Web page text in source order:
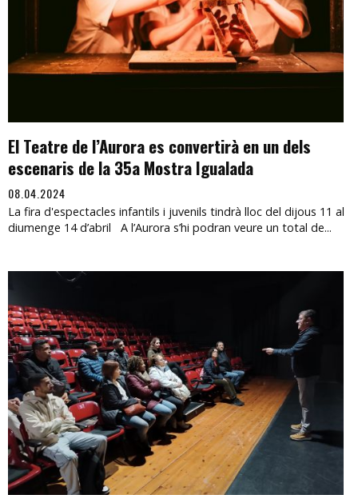
El Teatre de l’Aurora es convertirà en un dels
escenaris de la 35a Mostra Igualada
08.04.2024
La fira d'espectacles infantils i juvenils tindrà lloc del dijous 11 al
diumenge 14 d’abril A l’Aurora s’hi podran veure un total de...